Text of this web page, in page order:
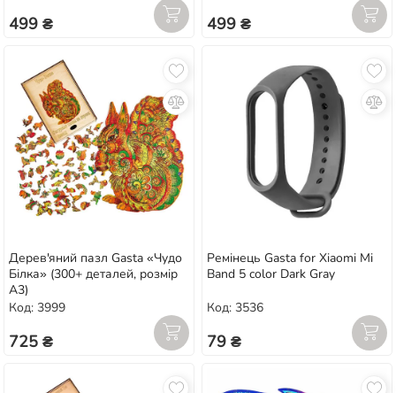
499 ₴ 499 ₴
Дерев'яний пазл Gasta «Чудо
Білка» (300+ деталей, розмір
А3)
Код: 3999
725 ₴
Ремінець Gasta for Xiaomi Mi
Band 5 color Dark Gray
Код: 3536
79 ₴